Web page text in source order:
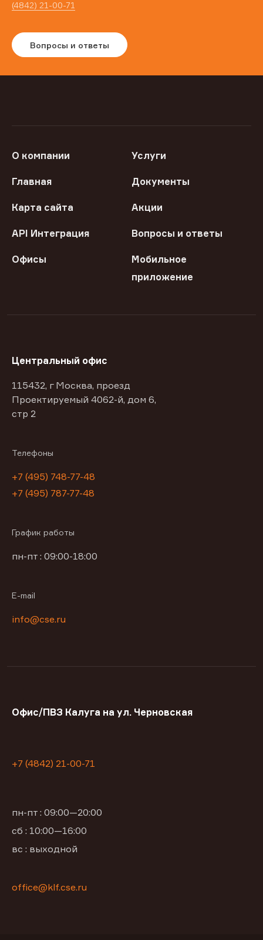
(4842) 21-00-71
Вопросы и ответы
О компании Услуги
Главная Документы
Карта сайта Акции
API Интеграция Вопросы и ответы
Офисы
Мобильное
приложение
Центральный офис
115432, г Москва, проезд
Проектируемый 4062-й, дом 6,
стр 2
Телефоны
+7 (495) 748-77-48
+7 (495) 787-77-48
График работы
пн-пт : 09:00-18:00
E-mail
info@cse.ru
Офис/ПВЗ Калуга на ул. Черновская
+7 (4842) 21-00-71
пн-пт : 09:00—20:00
сб : 10:00—16:00
вс : выходной
office@klf.cse.ru